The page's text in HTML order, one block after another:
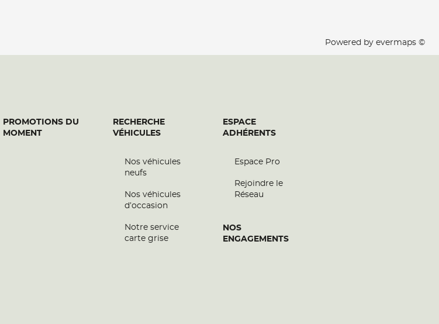
Powered by evermaps ©
PROMOTIONS DU
MOMENT
RECHERCHE
VÉHICULES
Nos véhicules
neufs
Nos véhicules
d’occasion
Notre service
carte grise
ESPACE
ADHÉRENTS
Espace Pro
Rejoindre le
Réseau
NOS
ENGAGEMENTS